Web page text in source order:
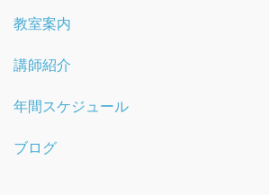
教室案内
講師紹介
年間スケジュール
ブログ